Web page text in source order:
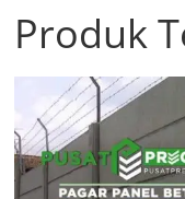
Produk